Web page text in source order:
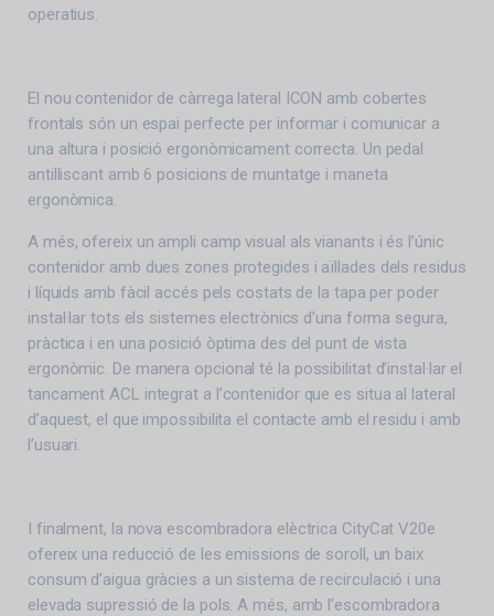
operatius.
El nou contenidor de càrrega lateral ICON amb cobertes
frontals són un espai perfecte per informar i comunicar a
una altura i posició ergonòmicament correcta. Un pedal
antilliscant amb 6 posicions de muntatge i maneta
ergonòmica.
A més, ofereix un ampli camp visual als vianants i és l’únic
contenidor amb dues zones protegides i aïllades dels residus
i líquids amb fàcil accés pels costats de la tapa per poder
instal·lar tots els sistemes electrònics d’una forma segura,
pràctica i en una posició òptima des del punt de vista
ergonòmic. De manera opcional té la possibilitat d’instal·lar el
tancament ACL integrat a l’contenidor que es situa al lateral
d’aquest, el que impossibilita el contacte amb el residu i amb
l’usuari.
I finalment, la nova escombradora elèctrica CityCat V20e
ofereix una reducció de les emissions de soroll, un baix
consum d’aigua gràcies a un sistema de recirculació i una
elevada supressió de la pols. A més, amb l’escombradora